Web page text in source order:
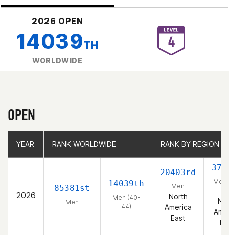
2026 OPEN
14039TH
WORLDWIDE
OPEN
YEAR RANK WORLDWIDE RANK BY REGION
2026
85381st
Men
14039th
Men (40-
44)
20403rd
Men
North
America
East
Men
YEAR RANK WORLDWIDE RANK BY REGION